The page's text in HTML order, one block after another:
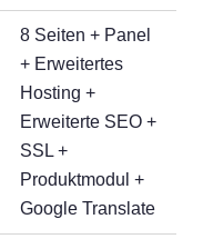
8 Seiten + Panel
+ Erweitertes
Hosting +
Erweiterte SEO +
SSL +
Produktmodul +
Google Translate